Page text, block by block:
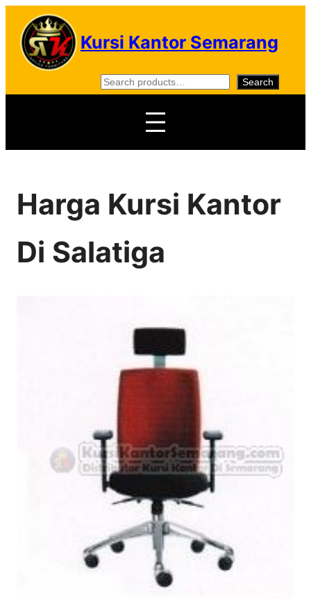
Skip
content
Kursi Kantor Semarang
S
e
c
Search
Harga Kursi Kantor
Di Salatiga